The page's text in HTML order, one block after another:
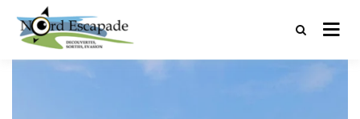
Tourisme et randonnées en Hauts